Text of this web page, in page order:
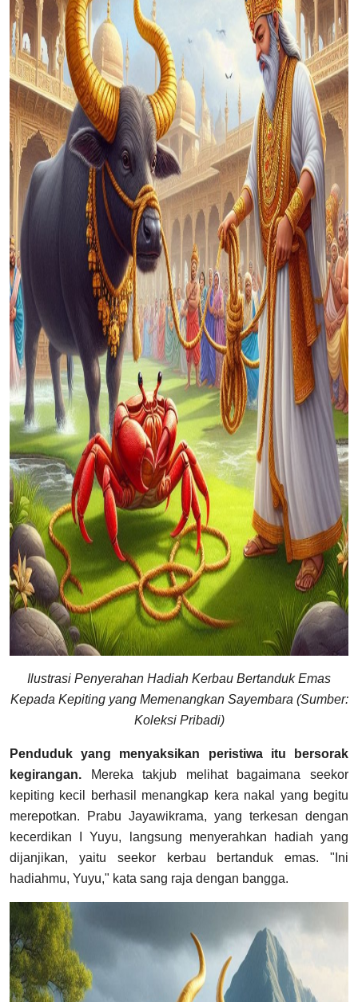
Ilustrasi Penyerahan Hadiah Kerbau Bertanduk Emas
Kepada Kepiting yang Memenangkan Sayembara (Sumber:
Koleksi Pribadi)
Penduduk yang menyaksikan peristiwa itu bersorak
kegirangan.
Mereka takjub melihat bagaimana seekor
kepiting kecil berhasil menangkap kera nakal yang begitu
merepotkan. Prabu Jayawikrama, yang terkesan dengan
kecerdikan I Yuyu, langsung menyerahkan hadiah yang
dijanjikan, yaitu seekor kerbau bertanduk emas. "Ini
hadiahmu, Yuyu," kata sang raja dengan bangga.